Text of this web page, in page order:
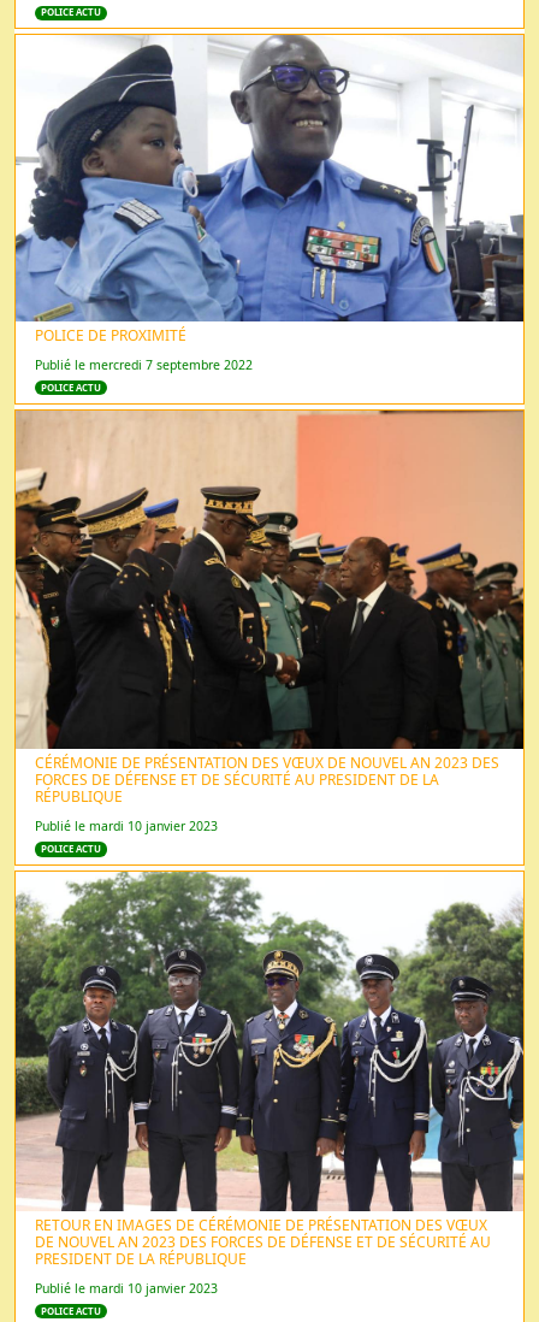
POLICE ACTU
POLICE DE PROXIMITÉ
Publié le mercredi 7 septembre 2022
POLICE ACTU
CÉRÉMONIE DE PRÉSENTATION DES VŒUX DE NOUVEL AN 2023 DES
FORCES DE DÉFENSE ET DE SÉCURITÉ AU PRESIDENT DE LA
RÉPUBLIQUE
Publié le mardi 10 janvier 2023
POLICE ACTU
RETOUR EN IMAGES DE CÉRÉMONIE DE PRÉSENTATION DES VŒUX
DE NOUVEL AN 2023 DES FORCES DE DÉFENSE ET DE SÉCURITÉ AU
PRESIDENT DE LA RÉPUBLIQUE
Publié le mardi 10 janvier 2023
POLICE ACTU